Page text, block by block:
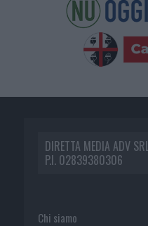
DIRETTA MEDIA ADV SRL
P.I. 02839380306
Chi siamo